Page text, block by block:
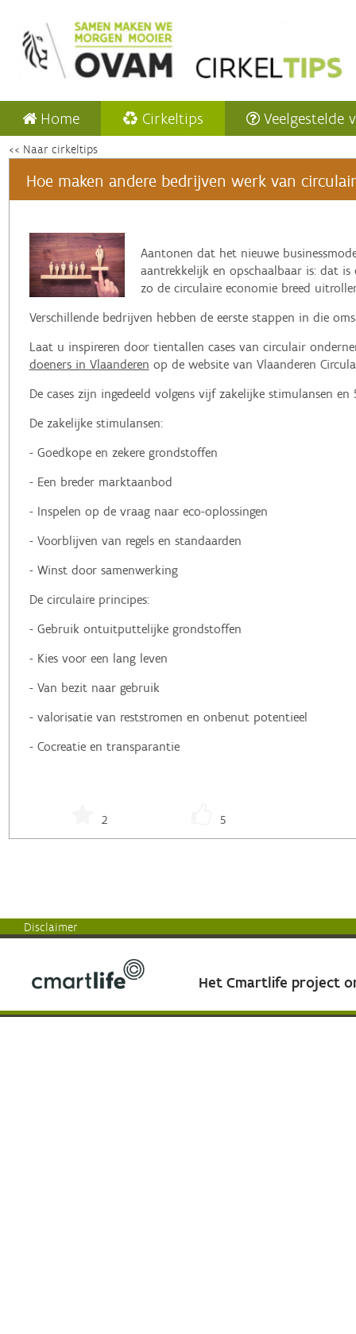
Home Cirkeltips Veelgestelde
<< Naar cirkeltips
Hoe maken andere bedrijven werk van
‌Aantonen dat het nieuwe
aantrekkelijk en opschaalbaar is: dat is
zo de circulaire economie breed
Verschillende bedrijven hebben de eerste stappen in die
Laat u inspireren door tientallen cases van circulair
doeners in Vlaanderen op de website van Vlaanderen
De cases zijn ingedeeld volgens vijf zakelijke stimulansen en
De zakelijke stimulansen:
- Goedkope en zekere grondstoffen
- Een breder marktaanbod
- Inspelen op de vraag naar eco-oplossingen
- Voorblijven van regels en standaarden
- Winst door samenwerking
De circulaire principes:
- Gebruik ontuitputtelijke grondstoffen
- Kies voor een lang leven
- Van bezit naar gebruik
- valorisatie van reststromen en onbenut potentieel
- Cocreatie en transparantie
2 5
Disclaimer
Het Cmartlife project